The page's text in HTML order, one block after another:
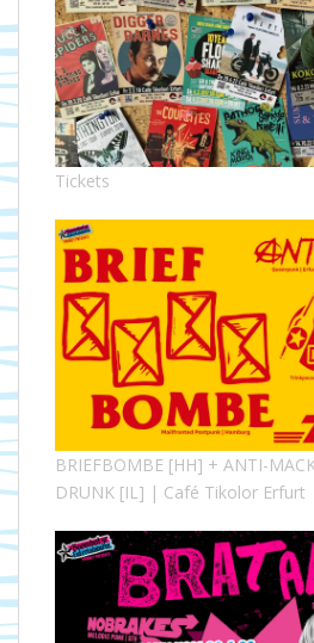
Tickets
BRIEFBOMBE [HH] + ANTI-
DRUNK [IL] | Café Tikolor Erfurt